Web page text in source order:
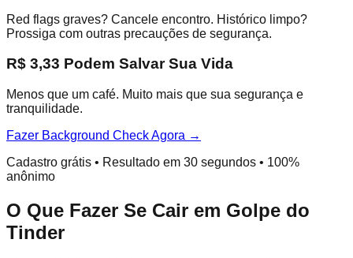
Red flags graves? Cancele encontro. Histórico limpo?
Prossiga com outras precauções de segurança.
R$ 3,33 Podem Salvar Sua Vida
Menos que um café. Muito mais que sua segurança e
tranquilidade.
Fazer Background Check Agora →
Cadastro grátis • Resultado em 30 segundos • 100%
anônimo
O Que Fazer Se Cair em Golpe do
Tinder